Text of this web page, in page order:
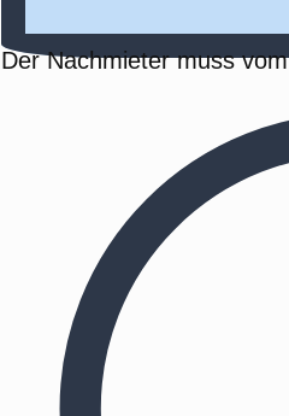
Der Nachmieter muss